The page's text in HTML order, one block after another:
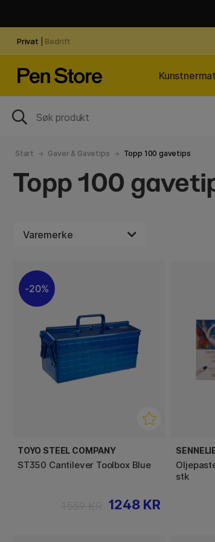
Privat Bedrift
Start Gaver & Gavetips Topp 100 gavetips
Topp 100
Varemerke
20%
TOYO STEEL COMPANY
ST350 Cantilever Toolbox Blue
1248 KR
stk